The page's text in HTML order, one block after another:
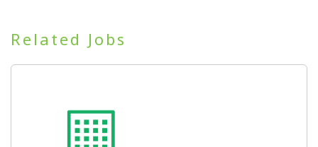
Related Jobs